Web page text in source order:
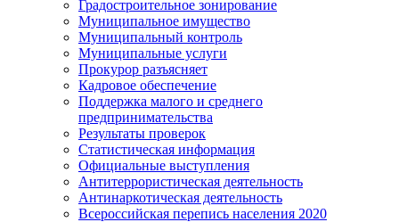
Градостроительное зонирование
Муниципальное имущество
Муниципальный контроль
Муниципальные услуги
Прокурор разъясняет
Кадровое обеспечение
Поддержка малого и среднего
предпринимательства
Результаты проверок
Статистическая информация
Официальные выступления
Антитеррористическая деятельность
Антинаркотическая деятельность
Всероссийская перепись населения 2020